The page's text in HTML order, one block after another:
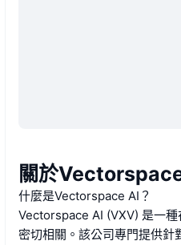
關於
什麼是Vectorspace AI？
Vectorspace AI (VXV) 是一
密切相關。該公司專門提供針